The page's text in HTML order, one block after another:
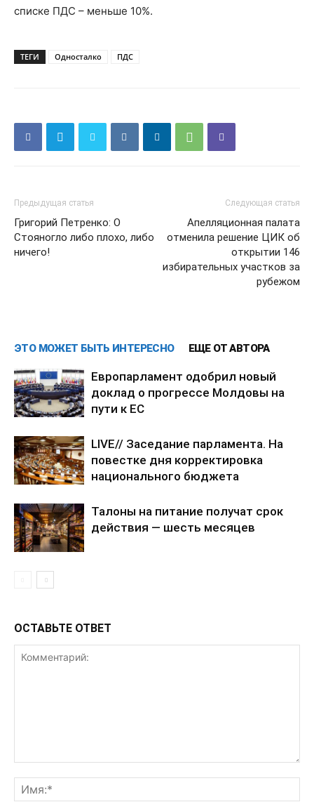
списке ПДС – меньше 10%.
ТЕГИ Односталко ПДС
Предыдущая статья
Григорий Петренко: О
Стояногло либо плохо, либо
ничего!
Следующая статья
Апелляционная палата
отменила решение ЦИК об
открытии 146
избирательных участков за
рубежом
ЭТО МОЖЕТ БЫТЬ ИНТЕРЕСНО ЕЩЕ ОТ АВТОРА
Европарламент одобрил новый
доклад о прогрессе Молдовы на
пути к ЕС
LIVE// Заседание парламента. На
повестке дня корректировка
национального бюджета
Талоны на питание получат срок
действия — шесть месяцев
ОСТАВЬТЕ ОТВЕТ